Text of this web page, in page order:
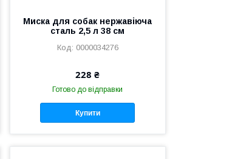
Миска для собак нержавіюча
сталь 2,5 л 38 см
0000034276
228 ₴
Готово до відправки
Купити